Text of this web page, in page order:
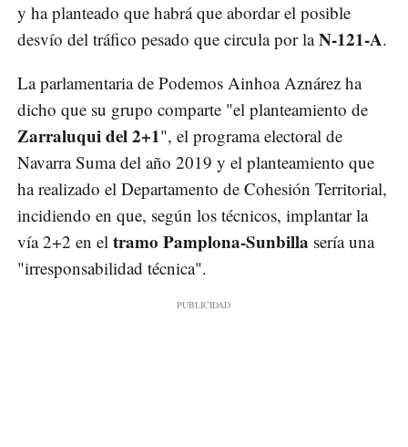
y ha planteado que habrá que abordar el posible
desvío del tráfico pesado que circula por laN-121-A.
La parlamentaria de Podemos Ainhoa Aznárez ha
dicho que su grupo comparte "el planteamiento de
Zarraluqui del 2+1", el programa electoral de
Navarra Suma del año 2019 y el planteamiento que
ha realizado el Departamento de Cohesión Territorial,
incidiendo en que, según los técnicos, implantar la
vía 2+2 en el tramo Pamplona-Sunbilla sería una
"irresponsabilidad técnica".